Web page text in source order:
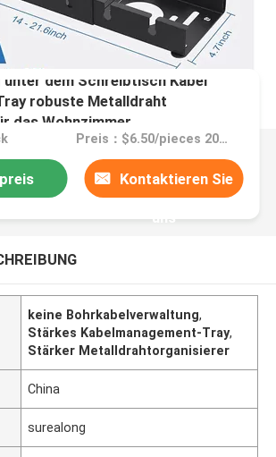
unter dem Schreibtisch Kabel
robuste Metalldraht
das Wohnzimmer
Preis：$6.50/pieces 200-499 pieces
Kontaktieren Sie
uns
keine Bohrkabelverwaltung,
Stärkes Kabelmanagement-Tray,
Stärker Metalldrahtorganisierer
China
surealong